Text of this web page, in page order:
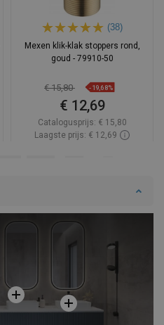
(38)
Mexen klik-klak stoppers rond,
goud - 79910-50
€ 15,80 -19,68%
€ 12,69
Catalogusprijs: € 15,80
Laagste prijs: € 12,69